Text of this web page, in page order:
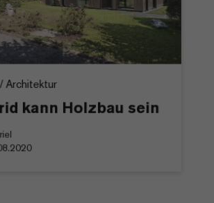
Architektur
kann Holzbau sein